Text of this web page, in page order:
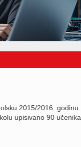
2015/2016. godinu
upisivano 90 učenika.